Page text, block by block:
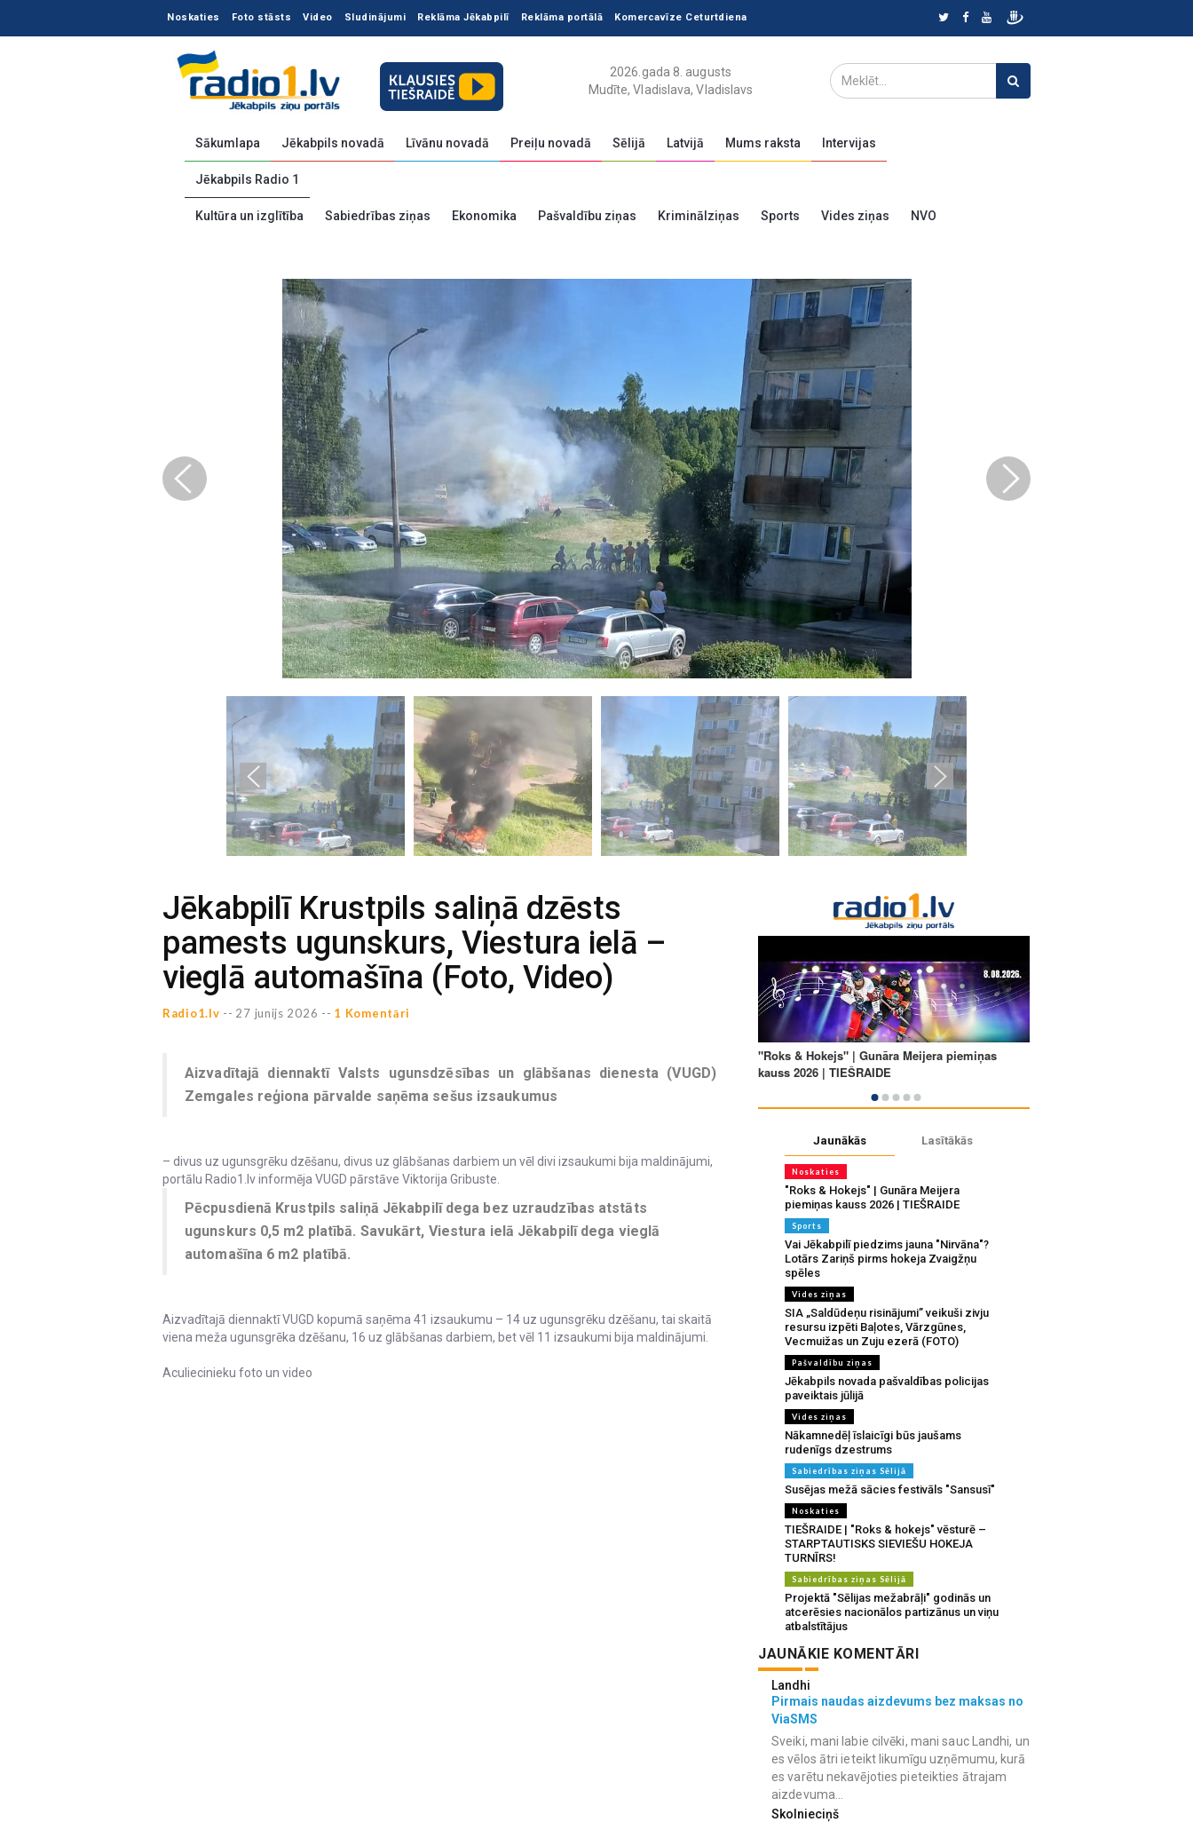
Noskaties Foto stāsts Video Sludinājumi Reklāma Jēkabpilī Reklāma portālā Komercavīze Ceturtdiena
2026.gada 8. augusts
Mudīte, Vladislava, Vladislavs
Sākumlapa Jēkabpils novadā Līvānu novadā Preiļu novadā Sēlijā Latvijā Mums raksta Intervijas
Jēkabpils Radio 1
Kultūra un izglītība Sabiedrības ziņas Ekonomika Pašvaldību ziņas Kriminālziņas Sports Vides ziņas NVO
Jēkabpilī Krustpils saliņā dzēsts
pamests ugunskurs, Viestura ielā –
vieglā automašīna (Foto, Video)
Radio1.lv -- 27 junijs 2026 -- 1 Komentāri
Aizvadītajā diennaktī Valsts ugunsdzēsības un glābšanas dienesta (VUGD)
Zemgales reģiona pārvalde saņēma sešus izsaukumus
– divus uz ugunsgrēku dzēšanu, divus uz glābšanas darbiem un vēl divi izsaukumi bija maldinājumi,
portālu Radio1.lv informēja VUGD pārstāve Viktorija Gribuste.
Pēcpusdienā Krustpils saliņā Jēkabpilī dega bez uzraudzības atstāts
ugunskurs 0,5 m2 platībā. Savukārt, Viestura ielā Jēkabpilī dega vieglā
automašīna 6 m2 platībā.
Aizvadītajā diennaktī VUGD kopumā saņēma 41 izsaukumu – 14 uz ugunsgrēku dzēšanu, tai skaitā
viena meža ugunsgrēka dzēšanu, 16 uz glābšanas darbiem, bet vēl 11 izsaukumi bija maldinājumi.
Aculiecinieku foto un video
Jaunākās Lasītākās
Noskaties
"Roks & Hokejs" | Gunāra Meijera
piemiņas kauss 2026 | TIEŠRAIDE
Sports
Vai Jēkabpilī piedzims jauna "Nirvāna"?
Lotārs Zariņš pirms hokeja Zvaigžņu
spēles
Vides ziņas
SIA „Saldūdeņu risinājumi” veikuši zivju
resursu izpēti Baļotes, Vārzgūnes,
Vecmuižas un Zuju ezerā (FOTO)
Pašvaldību ziņas
Jēkabpils novada pašvaldības policijas
paveiktais jūlijā
Vides ziņas
Nākamnedēļ īslaicīgi būs jaušams
rudenīgs dzestrums
Sabiedrības ziņas Sēlijā
Susējas mežā sācies festivāls "Sansusī"
Noskaties
TIEŠRAIDE | "Roks & hokejs" vēsturē –
STARPTAUTISKS SIEVIEŠU HOKEJA
TURNĪRS!
Sabiedrības ziņas Sēlijā
Projektā "Sēlijas mežabrāļi" godinās un
atcerēsies nacionālos partizānus un viņu
atbalstītājus
JAUNĀKIE KOMENTĀRI
Landhi
Pirmais naudas aizdevums bez maksas no
ViaSMS
Sveiki, mani labie cilvēki, mani sauc Landhi, un
es vēlos ātri ieteikt likumīgu uzņēmumu, kurā
es varētu nekavējoties pieteikties ātrajam
aizdevuma...
Skolnieciņš